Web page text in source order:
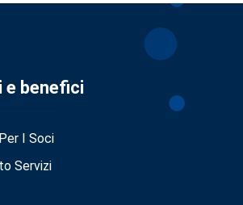
e benefici
I Soci
Servizi